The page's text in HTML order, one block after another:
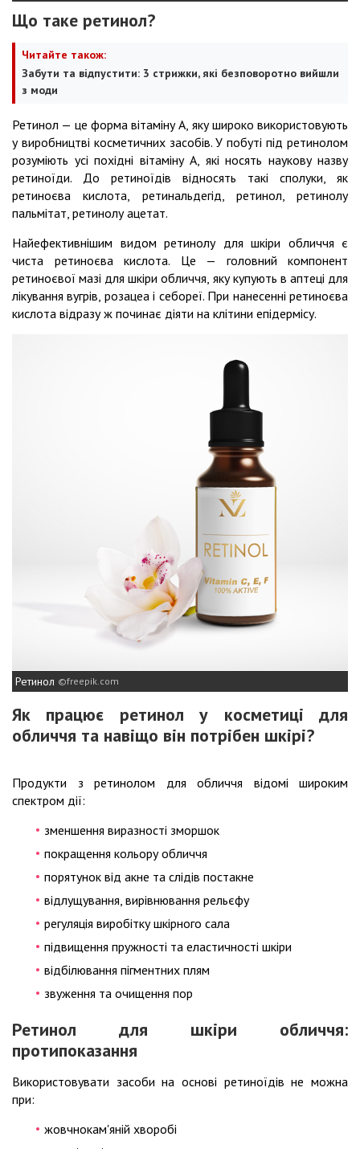
Що таке ретинол?
Читайте також:
Забути та відпустити: 3 стрижки, які безповоротно вийшли
з моди
Ретинол — це форма вітаміну А, яку широко використовують
у виробництві косметичних засобів. У побуті під ретинолом
розуміють усі похідні вітаміну А, які носять наукову назву
ретиноїди. До ретиноїдів відносять такі сполуки, як
ретиноєва кислота, ретинальдегід, ретинол, ретинолу
пальмітат, ретинолу ацетат.
Найефективнішим видом ретинолу для шкіри обличчя є
чиста ретиноєва кислота. Це — головний компонент
ретиноєвої мазі для шкіри обличчя, яку купують в аптеці для
лікування вугрів, розацеа і себореї. При нанесенні ретиноєва
кислота відразу ж починає діяти на клітини епідермісу.
Ретинол freepik.com
Як працює ретинол у косметиці для
обличчя та навіщо він потрібен шкірі?
Продукти з ретинолом для обличчя відомі широким
спектром дії:
зменшення виразності зморшок
покращення кольору обличчя
порятунок від акне та слідів постакне
відлущування, вирівнювання рельєфу
регуляція виробітку шкірного сала
підвищення пружності та еластичності шкіри
відбілювання пігментних плям
звуження та очищення пор
Ретинол для шкіри обличчя:
протипоказання
Використовувати засоби на основі ретиноїдів не можна
при:
жовчнокам'яній хворобі